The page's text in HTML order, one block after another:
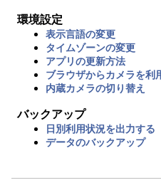
環境設定
表示言語の変更
タイムゾーンの変更
アプリの更新方法
ブラウザからカメラを利
内蔵カメラの切り替え
バックアップ
日別利用状況を出力する
データのバックアップ